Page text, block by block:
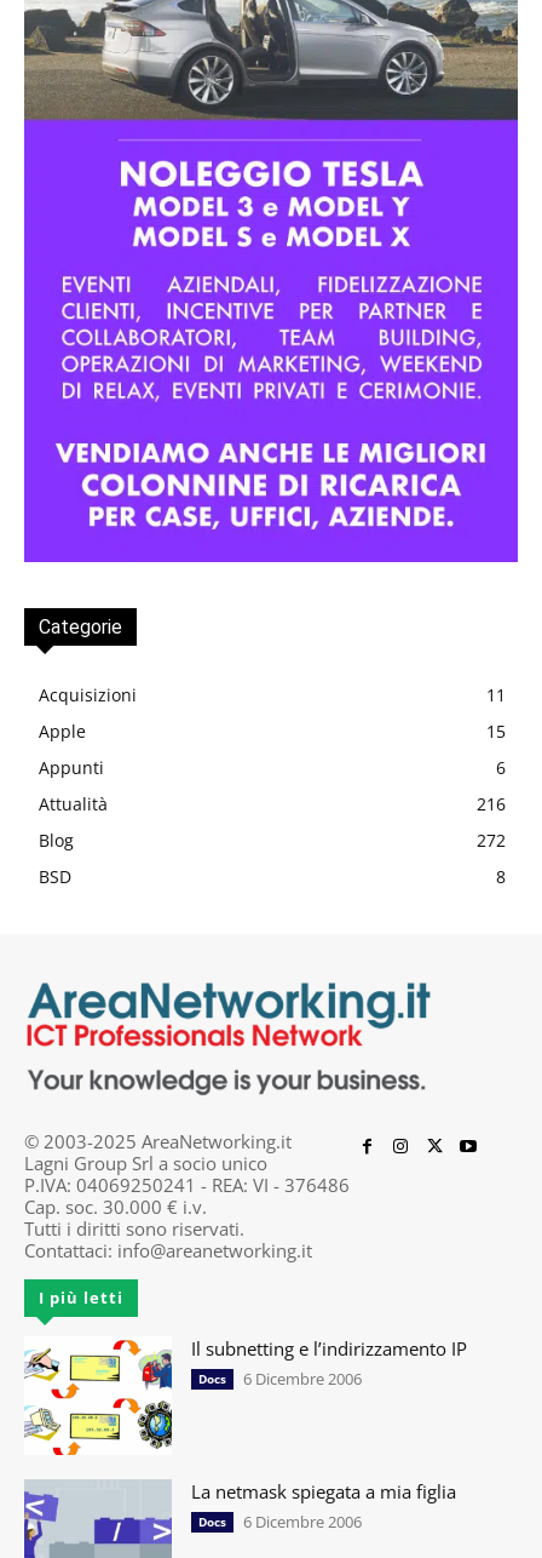
Categorie
Acquisizioni
11
Apple
15
Appunti
6
Attualità
216
Blog
272
BSD
8
© 2003-2025 AreaNetworking.it
Lagni Group Srl a socio unico
P.IVA: 04069250241 - REA: VI - 376486
Cap. soc. 30.000 € i.v.
Tutti i diritti sono riservati.
Contattaci: info@areanetworking.it
I più letti
Il subnetting e l’indirizzamento IP
Docs 6 Dicembre 2006
La netmask spiegata a mia figlia
Docs 6 Dicembre 2006